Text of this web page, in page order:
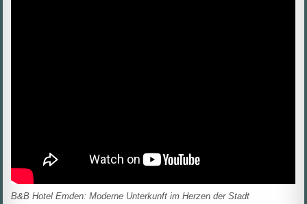
B&B Hotel Emden: Moderne Unterkunft im Herzen der Stadt